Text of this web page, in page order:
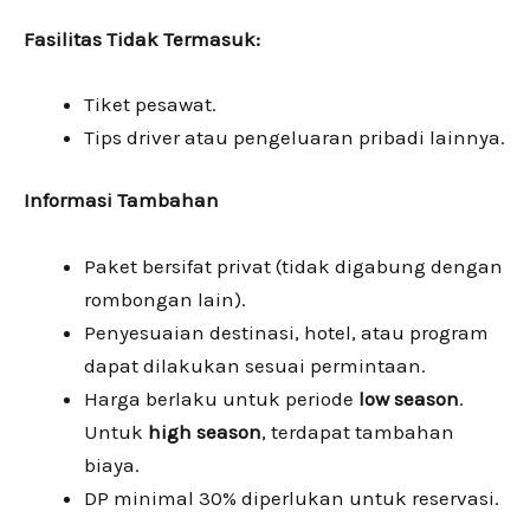
Fasilitas Tidak Termasuk:
Tiket pesawat.
Tips driver atau pengeluaran pribadi lainnya.
Informasi Tambahan
Paket bersifat privat (tidak digabung dengan
rombongan lain).
Penyesuaian destinasi, hotel, atau program
dapat dilakukan sesuai permintaan.
Harga berlaku untuk periode low season.
Untuk high season, terdapat tambahan
biaya.
DP minimal 30% diperlukan untuk reservasi.